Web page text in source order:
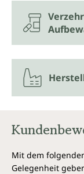
Mit dem
Gelegenheit